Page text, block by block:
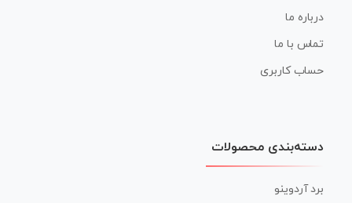
درباره ما
تماس با ما
حساب کاربری
دسته‌بندی محصولات
برد آردوینو